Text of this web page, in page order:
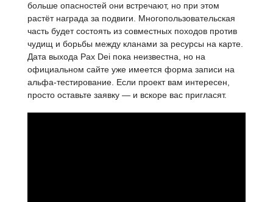
больше опасностей они встречают, но при этом
растёт награда за подвиги. Многопользовательская
часть будет состоять из совместных походов против
чудищ и борьбы между кланами за ресурсы на карте.
Дата выхода Pax Dei пока неизвестна, но на
официальном сайте уже имеется форма записи на
альфа-тестирование. Если проект вам интересен,
просто оставьте заявку — и вскоре вас пригласят.